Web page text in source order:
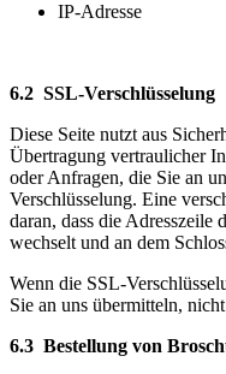
IP-Adresse
6.2 SSL-Verschlüsselung
Diese Seite nutzt aus
Übertragung vertraulicher
oder Anfragen, die Sie an
Verschlüsselung. Eine
daran, dass die Adresszeile
wechselt und an dem
Wenn die SSL-
Sie an uns übermitteln,
6.3 Bestellung von